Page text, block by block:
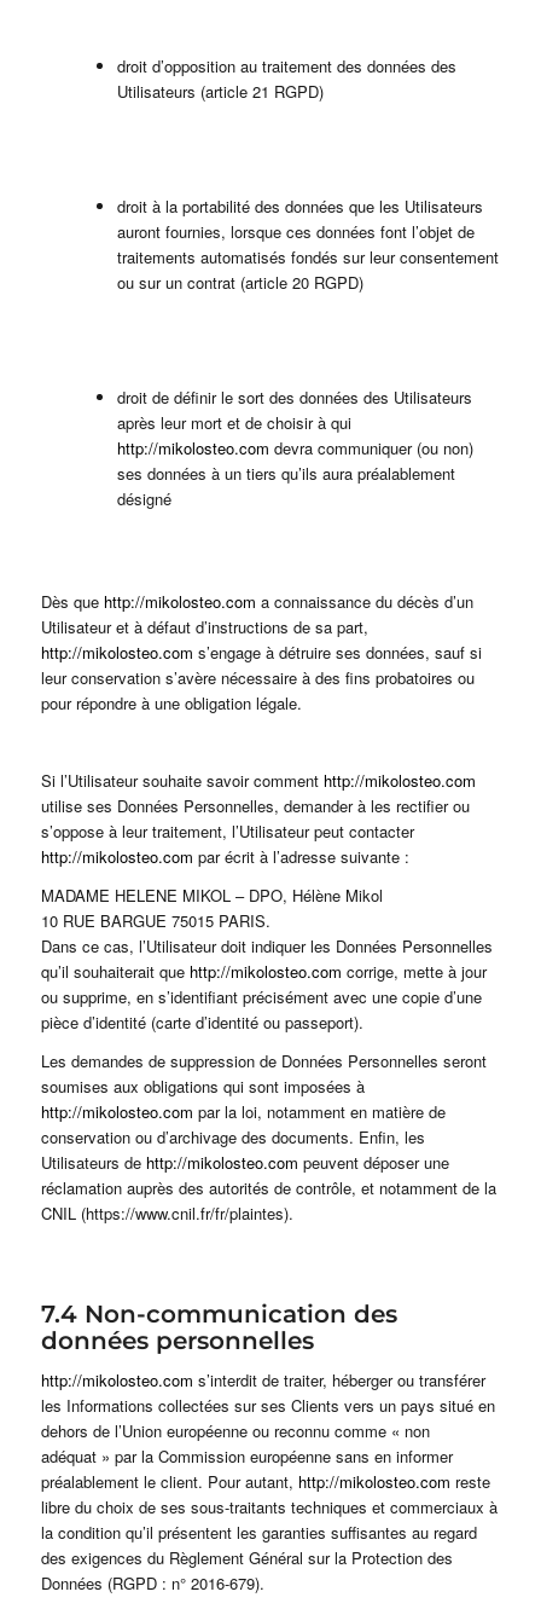
droit d’opposition au traitement des données des
Utilisateurs (article 21 RGPD)
droit à la portabilité des données que les Utilisateurs
auront fournies, lorsque ces données font l’objet de
traitements automatisés fondés sur leur consentement
ou sur un contrat (article 20 RGPD)
droit de définir le sort des données des Utilisateurs
après leur mort et de choisir à qui
http://mikolosteo.com devra communiquer (ou non)
ses données à un tiers qu’ils aura préalablement
désigné
Dès que http://mikolosteo.com a connaissance du décès d’un
Utilisateur et à défaut d’instructions de sa part,
http://mikolosteo.com s’engage à détruire ses données, sauf si
leur conservation s’avère nécessaire à des fins probatoires ou
pour répondre à une obligation légale.
Si l’Utilisateur souhaite savoir comment http://mikolosteo.com
utilise ses Données Personnelles, demander à les rectifier ou
s’oppose à leur traitement, l’Utilisateur peut contacter
http://mikolosteo.com par écrit à l’adresse suivante :
MADAME HELENE MIKOL – DPO, Hélène Mikol
10 RUE BARGUE 75015 PARIS.
Dans ce cas, l’Utilisateur doit indiquer les Données Personnelles
qu’il souhaiterait que http://mikolosteo.com corrige, mette à jour
ou supprime, en s’identifiant précisément avec une copie d’une
pièce d’identité (carte d’identité ou passeport).
Les demandes de suppression de Données Personnelles seront
soumises aux obligations qui sont imposées à
http://mikolosteo.com par la loi, notamment en matière de
conservation ou d’archivage des documents. Enfin, les
Utilisateurs de http://mikolosteo.com peuvent déposer une
réclamation auprès des autorités de contrôle, et notamment de la
CNIL (https://www.cnil.fr/fr/plaintes).
7.4 Non-communication des
données personnelles
http://mikolosteo.com s’interdit de traiter, héberger ou transférer
les Informations collectées sur ses Clients vers un pays situé en
dehors de l’Union européenne ou reconnu comme « non
adéquat » par la Commission européenne sans en informer
préalablement le client. Pour autant, http://mikolosteo.com reste
libre du choix de ses sous-traitants techniques et commerciaux à
la condition qu’il présentent les garanties suffisantes au regard
des exigences du Règlement Général sur la Protection des
Données (RGPD : n° 2016-679).